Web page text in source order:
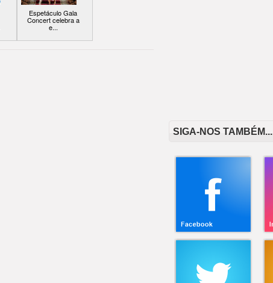
Espetáculo Gala
Concert celebra a
e...
SIGA-NOS TAMBÉM...